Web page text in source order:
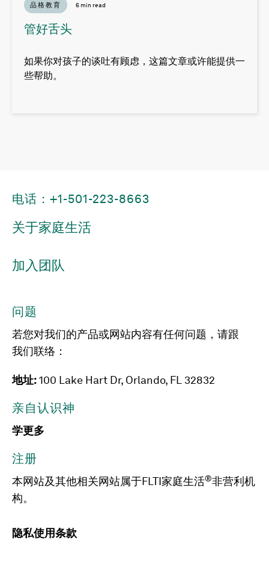
品格教育 6 min read
管好舌头
如果你对孩子的谈吐有顾虑，这篇文章或许能提供一
些帮助。
电话：+1-501-223-8663
关于家庭生活
加入团队
问题
若您对我们的产品或网站内容有任何问题，请跟
我们联络：
地址:100 Lake Hart Dr, Orlando, FL 32832
亲自认识神
学更多
注册
本网站及其他相关网站属于FLTI家庭生活®非营利机
构。
隐私使用条款